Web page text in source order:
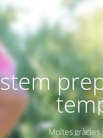
Moltes gràcies